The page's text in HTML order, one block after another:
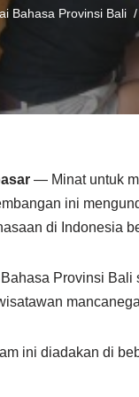
Bahasa Provinsi Bali
— Minat untuk
ini
di Indonesia
Provinsi Bali
ini diadakan di